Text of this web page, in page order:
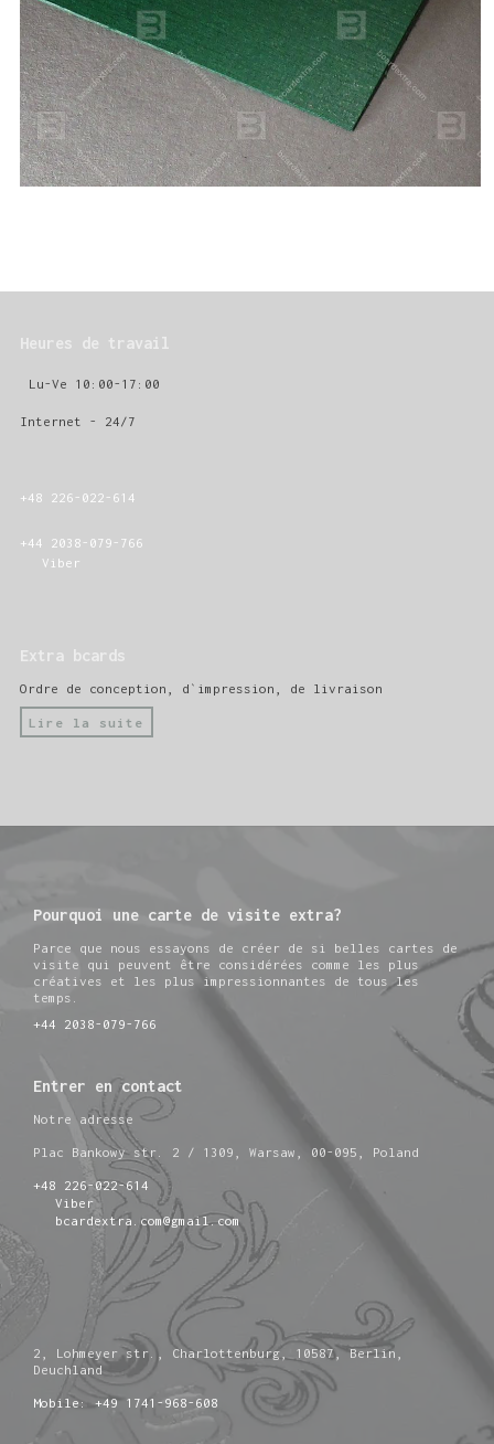
Heures de travail
Lu-Ve 10:00-17:00
Internet - 24/7
+48 226-022-614
+44 2038-079-766
Viber
Extra bcards
Ordre de conception, d`impression, de livraison
Lire la suite
Pourquoi une carte de visite extra?
Parce que nous essayons de créer de si belles cartes de
visite qui peuvent être considérées comme les plus
créatives et les plus impressionnantes de tous les
temps.
+44 2038-079-766
Entrer en contact
Notre adresse
Plac Bankowy str. 2 / 1309, Warsaw, 00-095, Poland
+48 226-022-614
Viber
bcardextra.com@gmail.com
2, Lohmeyer str., Charlottenburg, 10587, Berlin,
Deuchland
Mobile: +49 1741-968-608